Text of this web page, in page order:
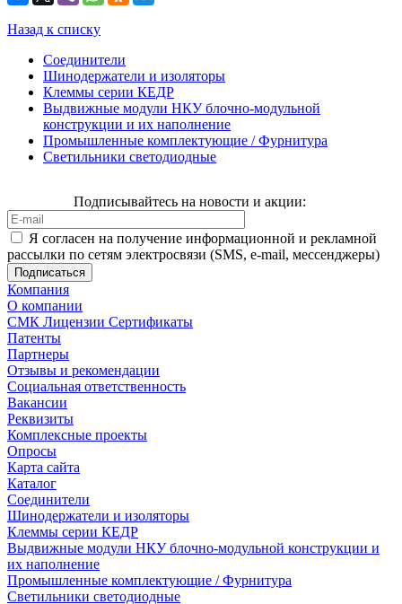
Назад к списку
Соединители
Шинодержатели и изоляторы
Клеммы серии КЕДР
Выдвижные модули НКУ блочно-модульной
конструкции и их наполнение
Промышленные комплектующие / Фурнитура
Светильники светодиодные
Подписывайтесь на новости и акции:
Я согласен на получение информационной и рекламной
рассылки по сетям электросвязи (SMS, e-mail, мессенджеры)
Компания
О компании
СМК Лицензии Сертификаты
Патенты
Партнеры
Отзывы и рекомендации
Социальная ответственность
Вакансии
Реквизиты
Комплексные проекты
Опросы
Карта сайта
Каталог
Соединители
Шинодержатели и изоляторы
Клеммы серии КЕДР
Выдвижные модули НКУ блочно-модульной конструкции и
их наполнение
Промышленные комплектующие / Фурнитура
Светильники светодиодные